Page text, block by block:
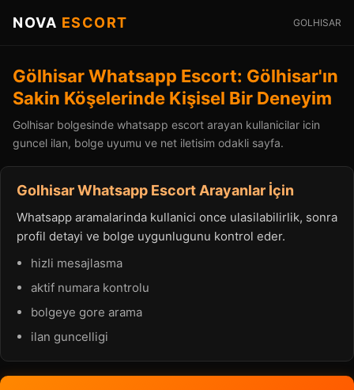
NOVA ESCORT GOLHISAR
Gölhisar Whatsapp Escort: Gölhisar'ın
Sakin Köşelerinde Kişisel Bir Deneyim
Golhisar bolgesinde whatsapp escort arayan kullanicilar icin
guncel ilan, bolge uyumu ve net iletisim odakli sayfa.
Golhisar Whatsapp Escort Arayanlar İçin
Whatsapp aramalarinda kullanici once ulasilabilirlik, sonra
profil detayi ve bolge uygunlugunu kontrol eder.
hizli mesajlasma
aktif numara kontrolu
bolgeye gore arama
ilan guncelligi